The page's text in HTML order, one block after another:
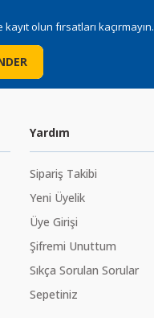
olun fırsatları kaçırmayın.
Yardım
Sipariş Takibi
Yeni Üyelik
Üye Girişi
Şifremi Unuttum
Sıkça Sorulan Sorular
Sepetiniz